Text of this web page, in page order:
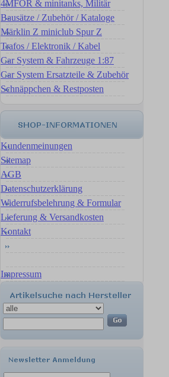
4MFOR & minitanks, Militär
Bausätze / Zubehör / Kataloge
Märklin Z miniclub Spur Z
Trafos / Elektronik / Kabel
Car System & Fahrzeuge 1:87
Car System Ersatzteile & Zubehör
Schnäppchen & Restposten
Kundenmeinungen
Sitemap
AGB
Datenschutzerklärung
Widerrufsbelehrung & Formular
Lieferung & Versandkosten
Kontakt
Impressum